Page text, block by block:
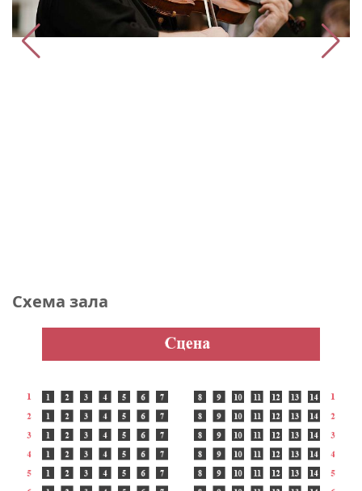
Схема зала